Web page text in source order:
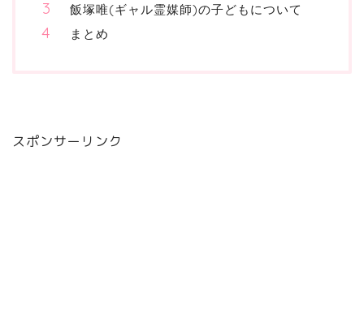
飯塚唯(ギャル霊媒師)の子どもについて
まとめ
スポンサーリンク